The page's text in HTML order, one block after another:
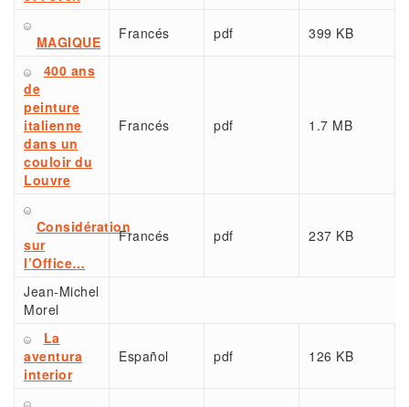
MAGIQUE Francés pdf 399 KB
400 ans
de
peinture
italienne
dans un
couloir du
Louvre
Francés pdf 1.7 MB
Considération
sur
l’Office…
Francés pdf 237 KB
Jean-Michel
Morel
La
aventura
interior
Español pdf 126 KB